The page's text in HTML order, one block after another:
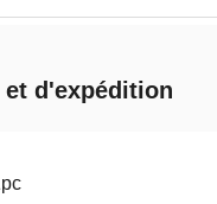
d'expédition